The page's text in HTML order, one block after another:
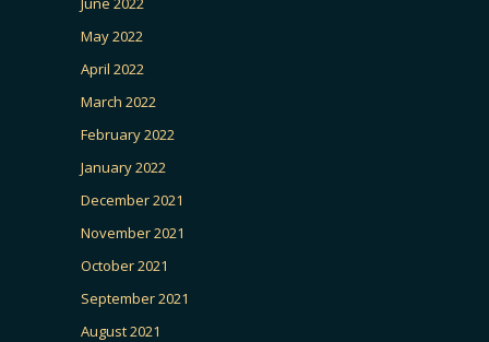
May 2022
April 2022
March 2022
February 2022
January 2022
December 2021
November 2021
October 2021
September 2021
August 2021